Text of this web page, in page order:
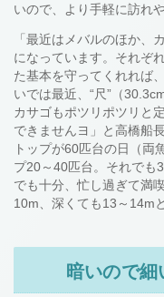
いので、より手軽に訪れ
「最近はメバルのほか、
になっています。それぞ
た基本を守ってくれれば
いでは最近、“尺”（
カサゴもポツリポツリと
できませんヨ」と高橋船
トップが60匹台の日（両
プ20～40匹台。それでも
でも十分、忙し過ぎて満
10m、深くても13～14m
暗いので細